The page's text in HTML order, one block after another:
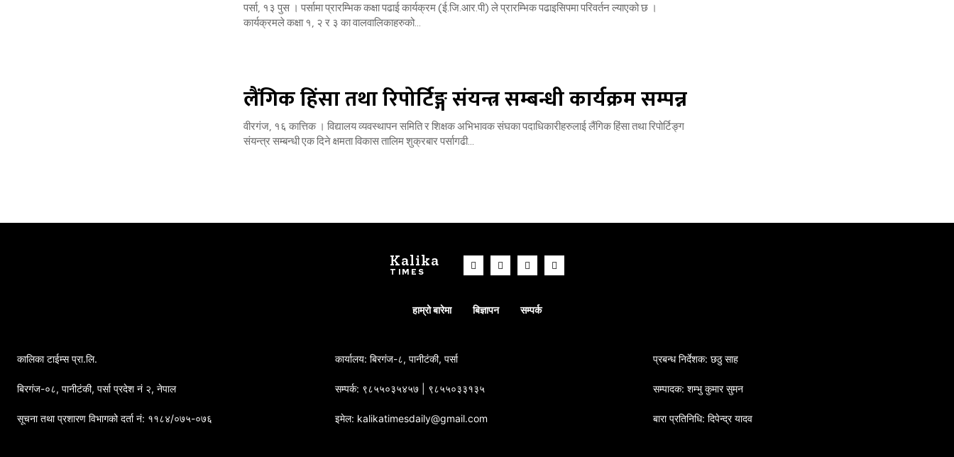
पर्सा, १३ पुस । पर्सामा प्रारम्भिक कक्षा पढाई कार्यक्रम (ई.जि.आर.पी) ले प्रारम्भिक पढाइसिपमा परिवर्तन ल्याएको छ ।
कार्यक्रमले कक्षा १, २ र ३ का वालवालिकाहरुको...
लैंगिक हिंसा तथा रिपोर्टिङ्ग संयन्त्र सम्बन्धी कार्यक्रम सम्पन्न
वीरगंज, १६ कात्तिक । विद्यालय व्यवस्थापन समिति र शिक्षक अभिभावक संघका पदाधिकारीहरुलाई लैंगिक हिंसा तथा रिपोर्टिङ्ग
संयन्त्र सम्बन्धी एक दिने क्षमता विकास तालिम शुक्रबार पर्सागढी...
Kalika
TIMES
हाम्रो बारेमा बिज्ञापन सम्पर्क
कालिका टाईम्स प्रा.लि.
बिरगंज-०८, पानीटंकी, पर्सा प्रदेश नं २, नेपाल
सूचना तथा प्रशारण विभागको दर्ता नं: ११८४/०७५-०७६
कार्यालय: बिरगंज-८, पानीटंकी, पर्सा
सम्पर्क: ९८५५०३५४५७ | ९८५५०३३१३५
इमेल: kalikatimesdaily@gmail.com
प्रबन्ध निर्देशक: छठु साह
सम्पादक: शम्भु कुमार सुमन
बारा प्रतिनिधि: दिपेन्द्र यादव